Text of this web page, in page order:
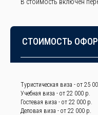
СТОИМОСТЬ
Туристическая виза - от 25
Учебная виза - от 22 000 р.
Гостевая виза - от 22 000 р.
Деловая виза - от 22 000 р.